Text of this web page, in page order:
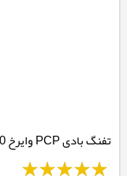
تفنگ بادی PCP وایرخ 100 تی اف اس بی